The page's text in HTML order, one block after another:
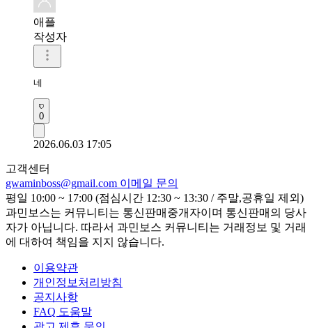
애플
작성자
네
0
2026.06.03 17:05
고객센터
gwaminboss@gmail.com 이메일 문의
평일 10:00 ~ 17:00 (점심시간 12:30 ~ 13:30 / 주말,공휴일 제외)
과민보스는 커뮤니티는 통신판매중개자이며 통신판매의 당사
자가 아닙니다. 따라서 과민보스 커뮤니티는 거래정보 및 거래
에 대하여 책임을 지지 않습니다.
이용약관
개인정보처리방침
공지사항
FAQ 도움말